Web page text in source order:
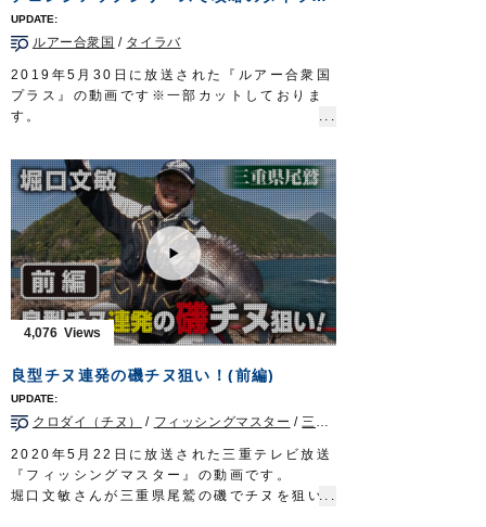
第3土曜日は放送休止
https://s.mxtv.jp/variety/do_fishing/
OWNERMOVIEhttp://ownertv.jp/
オーナーばりwebsite
http://www.owner.co.jp
ルアー合衆国 / タイラバ
2019年5月30日に放送された『ルアー合衆国
プラス』の動画です※一部カットしておりま
す。
がら船の上でのネクタイやラバー交換が簡単
にできる「チェンジアップシリーズ」を使っ
たタイラバゲームを徹底解説します。
■紹介アイテム
・チェンジストッパー
・チェンジスカート
・ チェンジネクタイストレート/カーリー
・鯛ラバスプリングなど
ルアー合衆国プラス 三重テレビ放送 毎週
土曜日 22時45分～23時00分放送
OWNERMOVIE http://ownertv.jp/
オーナーばりwebsite
http://www.owner.co.jp
4,076
良型チヌ連発の磯チヌ狙い！(前編)
クロダイ（チヌ） / フィッシングマスター / 三重県
2020年5月22日に放送された三重テレビ放送
『フィッシングマスター』の動画です。
堀口文敏さんが三重県尾鷲の磯でチヌを狙い